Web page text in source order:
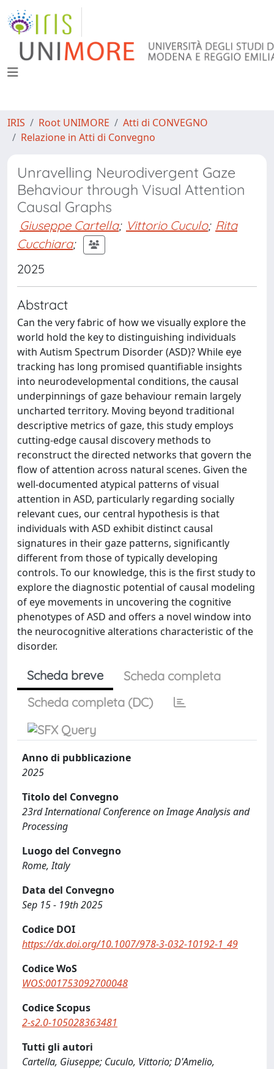
IRIS Root UNIMORE
Atti di CONVEGNO
Relazione in Atti di Convegno
Unravelling Neurodivergent Gaze
Behaviour through Visual Attention
Causal Graphs
Giuseppe Cartella; Vittorio Cuculo; Rita
Cucchiara;
2025
Abstract
Can the very fabric of how we visually explore the
world hold the key to distinguishing individuals
with Autism Spectrum Disorder (ASD)? While eye
tracking has long promised quantifiable insights
into neurodevelopmental conditions, the causal
underpinnings of gaze behaviour remain largely
uncharted territory. Moving beyond traditional
descriptive metrics of gaze, this study employs
cutting-edge causal discovery methods to
reconstruct the directed networks that govern the
flow of attention across natural scenes. Given the
well-documented atypical patterns of visual
attention in ASD, particularly regarding socially
relevant cues, our central hypothesis is that
individuals with ASD exhibit distinct causal
signatures in their gaze patterns, significantly
different from those of typically developing
controls. To our knowledge, this is the first study to
explore the diagnostic potential of causal modeling
of eye movements in uncovering the cognitive
phenotypes of ASD and offers a novel window into
the neurocognitive alterations characteristic of the
disorder.
Scheda breve
Scheda completa
Scheda completa (DC)
Anno di pubblicazione
2025
Titolo del Convegno
23rd International Conference on Image Analysis and
Processing
Luogo del Convegno
Rome, Italy
Data del Convegno
Sep 15 - 19th 2025
Codice DOI
https://dx.doi.org/10.1007/978-3-032-10192-1_49
Codice WoS
WOS:001753092700048
Codice Scopus
2-s2.0-105028363481
Tutti gli autori
Cartella, Giuseppe; Cuculo, Vittorio; D'Amelio,